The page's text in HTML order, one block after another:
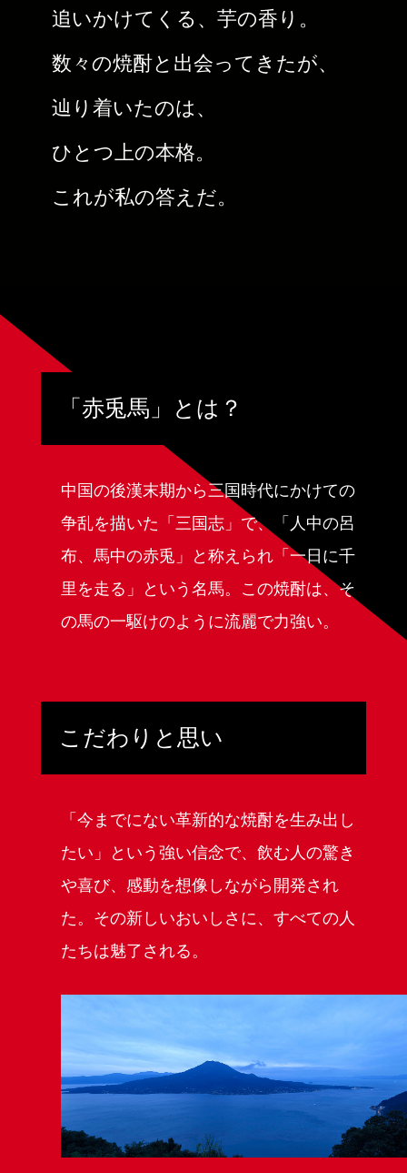
追いかけてくる、芋の香り。
数々の焼酎と出会ってきたが、
辿り着いたのは、
ひとつ上の本格。
これが私の答えだ。
「赤兎馬」 とは？
中国の後漢末期から三国時代にかけての
争乱を描いた「三国志」で、「人中の呂
布、馬中の赤兎」と称えられ「一日に千
里を走る」という名馬。この焼酎は、そ
の馬の一駆けのように流麗で力強い。
こだわりと 思い
「今までにない革新的な焼酎を生み出し
たい」という強い信念で、飲む人の驚き
や喜び、感動を想像しながら開発され
た。その新しいおいしさに、すべての人
たちは魅了される。